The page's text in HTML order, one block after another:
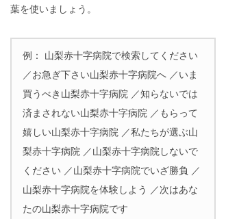
葉を使いましょう。
例： 山梨赤十字病院で検索してください
／お急ぎ下さい山梨赤十字病院へ ／いま
買うべき山梨赤十字病院 ／知らないでは
済まされない山梨赤十字病院 ／もらって
嬉しい山梨赤十字病院 ／私たちが選ぶ山
梨赤十字病院 ／山梨赤十字病院しないで
ください ／山梨赤十字病院でいざ勝負 ／
山梨赤十字病院を体験しよう ／次はあな
たの山梨赤十字病院です